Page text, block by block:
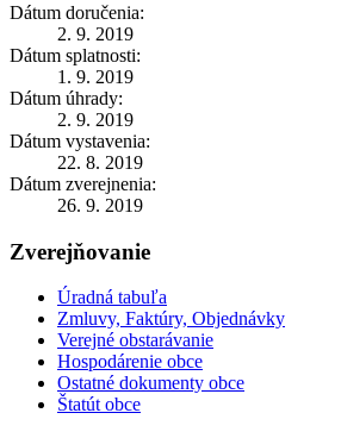
Dátum doručenia:
2. 9. 2019
Dátum splatnosti:
1. 9. 2019
Dátum úhrady:
2. 9. 2019
Dátum vystavenia:
22. 8. 2019
Dátum zverejnenia:
26. 9. 2019
Zverejňovanie
Úradná tabuľa
Zmluvy, Faktúry, Objednávky
Verejné obstarávanie
Hospodárenie obce
Ostatné dokumenty obce
Štatút obce